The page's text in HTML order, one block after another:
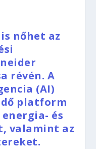
nőhet az
révén. A
(AI)
platform
és
valamint az